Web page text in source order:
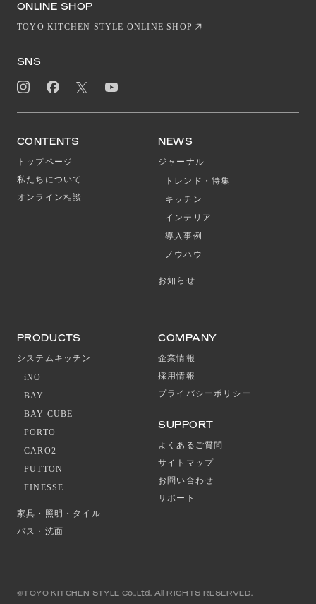
ONLINE SHOP
TOYO KITCHEN STYLE ONLINE SHOP
SNS
CONTENTS
トップページ
私たちについて
オンライン相談
NEWS
ジャーナル
トレンド・特集
キッチン
インテリア
導入事例
ノウハウ
お知らせ
PRODUCTS
システムキッチン
iNO
BAY
BAY CUBE
PORTO
CARO2
PUTTON
FINESSE
家具・照明・タイル
バス・洗面
COMPANY
企業情報
採用情報
プライバシーポリシー
SUPPORT
よくあるご質問
サイトマップ
お問い合わせ
サポート
©TOYO KITCHEN STYLE Co.,Ltd. All RIGHTS RESERVED.